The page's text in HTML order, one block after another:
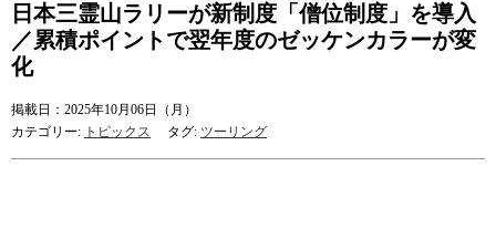
日本三霊山ラリーが新制度「僧位制度」を導入
／累積ポイントで翌年度のゼッケンカラーが変
化
掲載日：2025年10月06日（月）
カテゴリー: トピックス タグ: ツーリング